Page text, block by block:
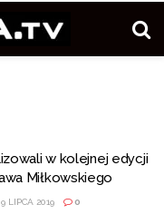
w kolejnej edycji
Miłkowskiego
9 LIPCA 2019 0